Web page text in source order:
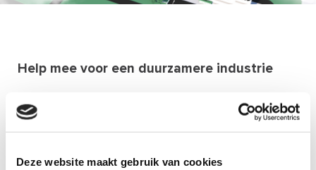
Deze website maakt gebruik van cookies
Help mee voor een duurzamere industrie
We vinden het belangrijk om onze branche blijvend te
vernieuwen. Dat kan alleen als de hele industrie meegaat.
En als de hele infraketen zich inzet voor een duurzamere